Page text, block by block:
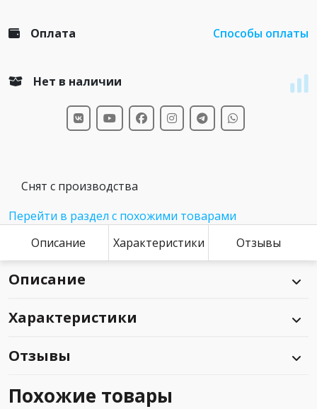
Оплата Способы оплаты
Нет в наличии
Снят с производства
Перейти в раздел с похожими товарами
Описание
Характеристики Отзывы
Описание
Характеристики
Отзывы
Похожие товары